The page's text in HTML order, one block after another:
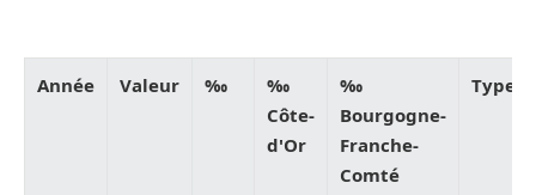
Année Valeur ‰
‰
Côte-
d'Or
‰
Bourgogne-
Franche-
Comté
Type